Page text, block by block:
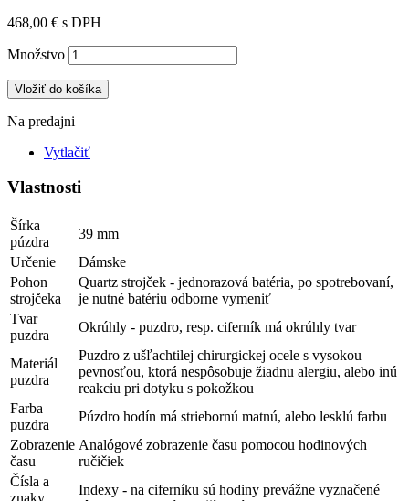
468,00 € s DPH
Množstvo
Vložiť do košíka
Na predajni
Vytlačiť
Vlastnosti
Šírka
púzdra
39 mm
Určenie
Dámske
Pohon
strojčeka
Quartz strojček - jednorazová batéria, po spotrebovaní,
je nutné batériu odborne vymeniť
Tvar
puzdra
Okrúhly - puzdro, resp. ciferník má okrúhly tvar
Materiál
puzdra
Puzdro z ušľachtilej chirurgickej ocele s vysokou
pevnosťou, ktorá nespôsobuje žiadnu alergiu, alebo inú
reakciu pri dotyku s pokožkou
Farba
puzdra
Púzdro hodín má striebornú matnú, alebo lesklú farbu
Zobrazenie
času
Analógové zobrazenie času pomocou hodinových
ručičiek
Čísla a
Indexy - na ciferníku sú hodiny prevážne vyznačené